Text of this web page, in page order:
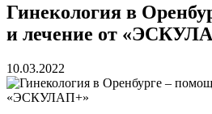
Гинекология в
и лечение от
10.03.2022